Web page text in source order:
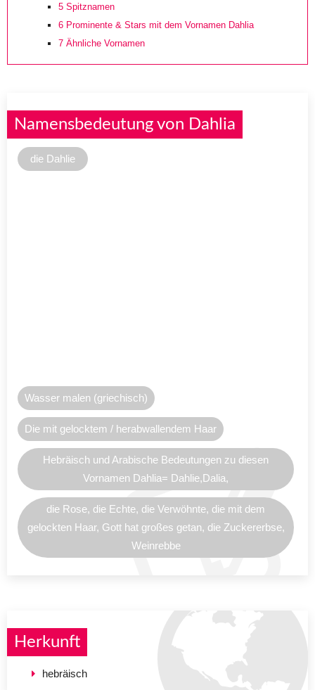
5 Spitznamen
6 Prominente & Stars mit dem Vornamen Dahlia
7 Ähnliche Vornamen
Namensbedeutung von Dahlia
die Dahlie
Wasser malen (griechisch)
Die mit gelocktem / herabwallendem Haar
Hebräisch und Arabische Bedeutungen zu diesen
Vornamen Dahlia= Dahlie,Dalia,
die Rose, die Echte, die Verwöhnte, die mit dem
gelockten Haar, Gott hat großes getan, die Zuckererbse,
Weinrebbe
Herkunft
hebräisch